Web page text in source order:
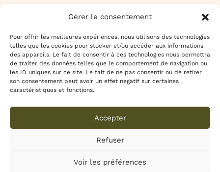
Gérer le consentement
Pour offrir les meilleures expériences, nous utilisons des technologies
telles que les cookies pour stocker et/ou accéder aux informations
des appareils. Le fait de consentir à ces technologies nous permettra
de traiter des données telles que le comportement de navigation ou
les ID uniques sur ce site. Le fait de ne pas consentir ou de retirer
son consentement peut avoir un effet négatif sur certaines
caractéristiques et fonctions.
Accepter
Refuser
Voir les préférences
Mentions légales
Prendre rdv
Tous droits réservés Herbanya 2026
Site réalisé avecWaku Atelier Digital